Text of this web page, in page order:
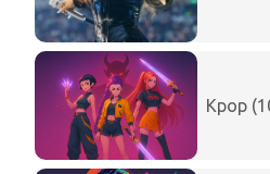
Kpop